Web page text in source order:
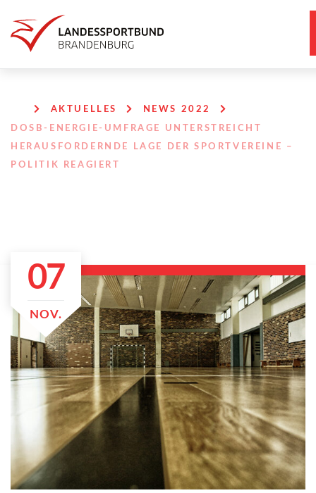
AKTUELLES NEWS 2022
DOSB-ENERGIE-UMFRAGE UNTERSTREICHT
HERAUSFORDERNDE LAGE DER SPORTVEREINE –
POLITIK REAGIERT
07
NOV.